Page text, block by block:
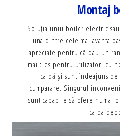
Montaj
Soluţia unui boiler electric
una dintre cele mai
apreciate pentru că dau un
mai ales pentru utilizatori cu
caldă şi sunt îndeajuns
cumparare. Singurul
sunt capabile să ofere numai
calda